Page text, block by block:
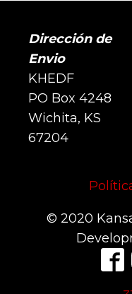
Dirección de
Envio
KHEDF
PO Box 4248
Wichita, KS
67204
© 2020